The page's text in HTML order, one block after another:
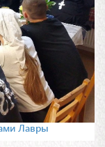
Лавры